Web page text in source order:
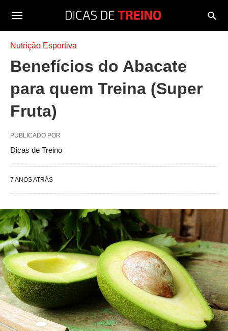
Nutrição Esportiva
Benefícios do Abacate
para quem Treina (Super
Fruta)
PUBLICADO POR
Dicas de Treino
7 ANOS ATRÁS